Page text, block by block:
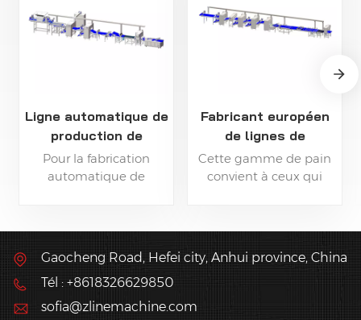
Ligne automatique de
production de
baguettes et de
ciabattas
Pour la fabrication
automatique de
tailles. Cette ligne peut
être connectée à un
four tunnel et de
fermentation en ligne, à
un refroidisseur à spirale
Fabricant européen
de lignes de
production de pain
Cette gamme de pain
convient à ceux qui
largement utilisés dans
baguettes, de bagels,
Gaocheng Road, Hefei city, Anhui province, China
Tél : +8618326629850
sofia@zlinemachine.com